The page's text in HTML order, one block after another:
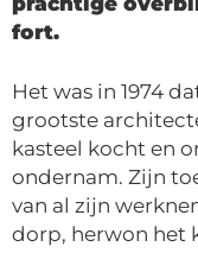
fort.
Het was in 1974
grootste
kasteel kocht en
ondernam. Zijn
van al zijn
dorp, herwon het